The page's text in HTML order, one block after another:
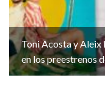
Toni Acosta y Aleix
en los preestrenos